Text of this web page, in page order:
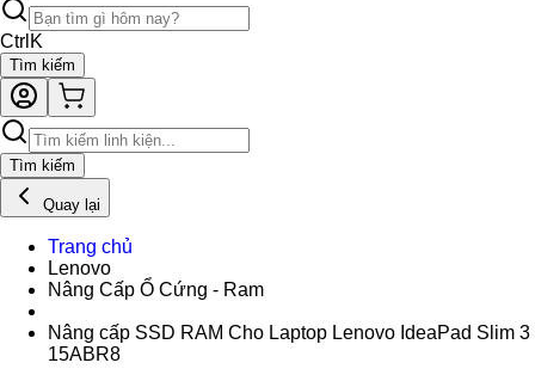
Ctrl K
Tìm kiếm
Tìm kiếm
Quay lại
Trang chủ
Lenovo
Nâng Cấp Ổ Cứng - Ram
Nâng cấp SSD RAM Cho Laptop Lenovo IdeaPad Slim 3
15ABR8